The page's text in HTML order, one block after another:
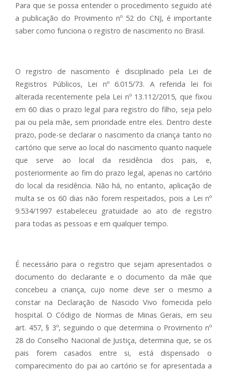
Para que se possa entender o procedimento seguido até
a publicação do Provimento nº 52 do CNJ, é importante
saber como funciona o registro de nascimento no Brasil.
O registro de nascimento é disciplinado pela Lei de
Registros Públicos, Lei nº 6.015/73. A referida lei foi
alterada recentemente pela Lei nº 13.112/2015, que fixou
em 60 dias o prazo legal para registro do filho, seja pelo
pai ou pela mãe, sem prioridade entre eles. Dentro deste
prazo, pode-se declarar o nascimento da criança tanto no
cartório que serve ao local do nascimento quanto naquele
que serve ao local da residência dos pais, e,
posteriormente ao fim do prazo legal, apenas no cartório
do local da residência. Não há, no entanto, aplicação de
multa se os 60 dias não forem respeitados, pois a Lei nº
9.534/1997 estabeleceu gratuidade ao ato de registro
para todas as pessoas e em qualquer tempo.
É necessário para o registro que sejam apresentados o
documento do declarante e o documento da mãe que
concebeu a criança, cujo nome deve ser o mesmo a
constar na Declaração de Nascido Vivo fornecida pelo
hospital. O Código de Normas de Minas Gerais, em seu
art. 457, § 3º, seguindo o que determina o Provimento nº
28 do Conselho Nacional de Justiça, determina que, se os
pais forem casados entre si, está dispensado o
comparecimento do pai ao cartório se for apresentada a